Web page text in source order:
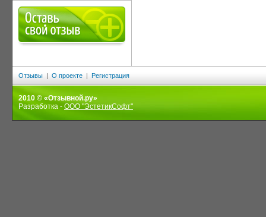
Отзывы | О проекте | Регистрация
2010 © «Отзывной.ру»
Разработка - ООО "ЭстетикСофт"